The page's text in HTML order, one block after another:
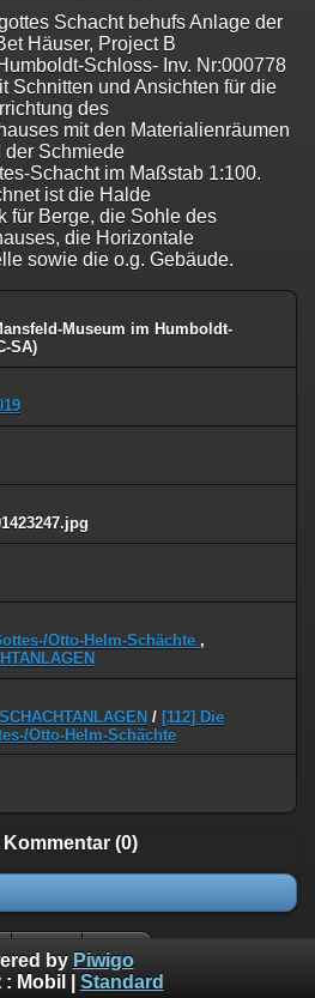
Schacht behufs Anlage der
Häuser, Project B
Schloss- Inv. Nr:000778
Schnitten und Ansichten für die
des
mit den Materialienräumen
der Schmiede
Schacht im Maßstab 1:100.
ist die Halde
für Berge, die Sohle des
die Horizontale
sowie die o.g. Gebäude.
Museum im Humboldt-
SA)
Otto-Helm-Schächte ,
SCHACHTANLAGEN / [112] Die
Otto-Helm-Schächte
Kommentar (0)
by Piwigo
: Mobil Standard